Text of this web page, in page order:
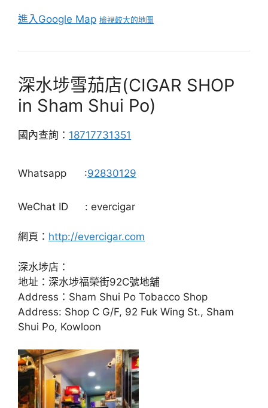
進入Google Map 檢視較大的地圖
深水埗雪茄店(CIGAR SHOP
in Sham Shui Po)
國內查詢： 18717731351
Whatsapp :92830129
WeChat ID : evercigar
網頁： http://evercigar.com
深水埗店：
地址：深水埗福榮街92C號地舖
Address：Sham Shui Po Tobacco Shop
Address: Shop C G/F, 92 Fuk Wing St., Sham
Shui Po, Kowloon